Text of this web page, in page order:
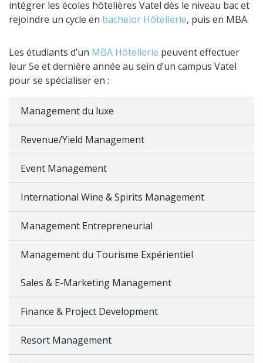
intégrer les écoles hôtelières Vatel dès le niveau bac et
rejoindre un cycle en bachelor Hôtellerie, puis en MBA.
Les étudiants d’un MBA Hôtellerie peuvent effectuer
leur 5e et dernière année au sein d’un campus Vatel
pour se spécialiser en :
Management du luxe
Revenue/Yield Management
Event Management
International Wine & Spirits Management
Management Entrepreneurial
Management du Tourisme Expérientiel
Sales & E-Marketing Management
Finance & Project Development
Resort Management